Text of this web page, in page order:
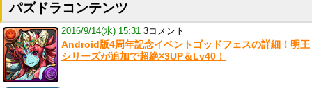
パズドラコンテンツ
2016/9/14(水) 15:31 3コメント
Android版4周年記念イベントゴッドフェスの詳細！明王
シリーズが追加で超絶×3UP＆Lv40！